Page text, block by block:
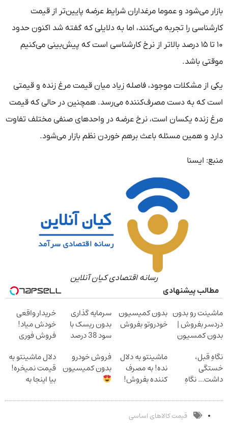
بازار می‌شود و عموما مرغداران شرایط عرضه پایین‌تر از قیمت
کارشناسی را تجربه می‌کنند، اما به دلایلی که گفته شد اکنون حدود
۱۰ تا ۱۵ درصد بالاتر از نرخ کارشناسی است که پیش‌بینی می‌کنیم
موقتی باشد.
یکی از مشکلات موجود، فاصله زیاد میان قیمت مرغ زنده و قیمتی
است که به دست مصرف‌کننده می‌رسد. همچنین در حالی که قیمت
مرغ زنده یکسان است، نرخ عرضه در واحدهای صنفی مختلف تفاوت
دارد و همین مسئله باعث برهم خوردن نظم بازار می‌شود.
منبع: ایسنا
رسانه اقتصادی کیان آنلاین
مطالب پیشنهادی
ماشینت رو بدون
دردسر بفروش |
بدون کمسیون
بدون کمیسیون
خودروتو بفروش
سرمایه گذاری
بدون ریسک با
سود 38 درصد
خریدار واقعی
خودش میاد!
فروش فوری
مکانیک
نگاهِ قبل،
خستگی
داشت... نگاهِ
بلفا با 25%
تخفیف
ماشینتو به دلال
نده! به مصرف
کننده بفروش!
یک تماس
فروش خودرو
بدون کمیسیون
دلال ماشینتو به
قیمت نمیخره!
بیا اینجا به
بفروش*فقط
قیمت کالاهای اساسی